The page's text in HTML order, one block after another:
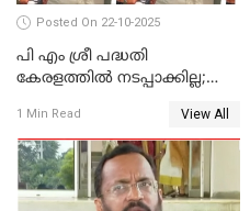
Posted On 22-10-2025
പി എം ശ്രീ പദ്ധതി
കേരളത്തില്‍ നടപ്പാക്കില്ല;
VIDEO
1 Min Read View All